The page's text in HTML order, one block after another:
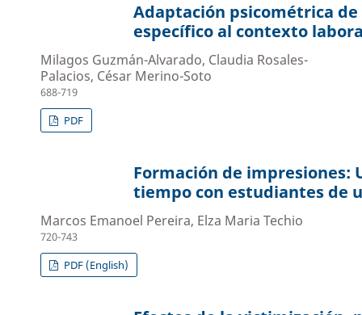
Adaptación psicométrica
específico al contexto
Milagos Guzmán-Alvarado, Claudia Rosales-
Palacios, César Merino-Soto
688-719
PDF
Formación de impresiones:
tiempo con estudiantes de
Marcos Emanoel Pereira, Elza Maria Techio
720-743
PDF (English)